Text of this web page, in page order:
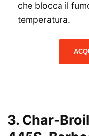
che blocca il
temperatura.
3. Char-